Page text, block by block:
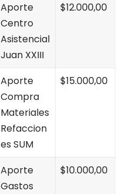
Aporte
Centro
Asistencial
Juan XXIII
$12.000,00
Aporte
Compra
Materiales
Refaccion
es SUM
$15.000,00
Aporte
Gastos
$10.000,00